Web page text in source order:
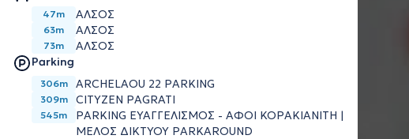
47m ΑΛΣΟΣ
63m ΑΛΣΟΣ
73m
ΑΛΣΟΣ
Parking
306m ARCHELAOU 22 PARKING
309m CITYZEN PAGRATI
545m
PARKING ΕΥΑΓΓΕΛΙΣΜΟΣ - ΑΦΟΙ ΚΟΡΑΚΙΑΝΙΤΗ |
ΜΕΛΟΣ ΔΙΚΤΥΟΥ PARKAROUND